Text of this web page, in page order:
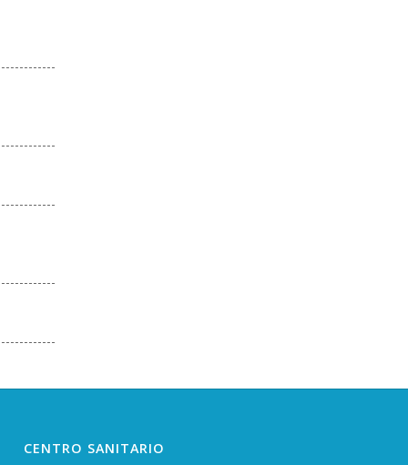
CENTRO SANITARIO